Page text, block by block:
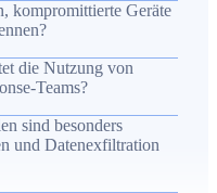
Geräten und
das Problem,
Netzwerk
-Signale in
genutzt werden
und die
Als Ergebnis führt der
kompromittierte Geräte
die Nutzung von
Teams?
sind besonders
und Datenexfiltration